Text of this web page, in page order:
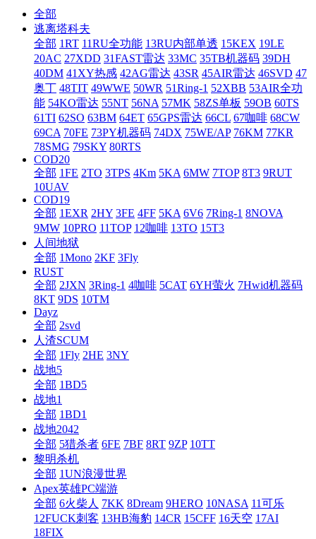
全部
逃离塔科夫
全部 1RT 11RU全功能 13RU内部单透 15KEX 19LE
20AC 27XDD 31FAST雷达 33MC 35TB机器码 39DH
40DM 41XY热感 42AG雷达 43SR 45AIR雷达 46SVD 47
奥丁 48TIT 49WWE 50WR 51Ring-1 52XBB 53AIR全功
能 54KO雷达 55NT 56NA 57MK 58ZS单板 59OB 60TS
61TI 62SO 63BM 64ET 65GPS雷达 66CL 67咖啡 68CW
69CA 70FE 73PY机器码 74DX 75WE/AP 76KM 77KR
78SMG 79SKY 80RTS
COD20
全部 1FE 2TO 3TPS 4Km 5KA 6MW 7TOP 8T3 9RUT
10UAV
COD19
全部 1EXR 2HY 3FE 4FF 5KA 6V6 7Ring-1 8NOVA
9MW 10PRO 11TOP 12咖啡 13TO 15T3
人间地狱
全部 1Mono 2KF 3Fly
RUST
全部 2JXN 3Ring-1 4咖啡 5CAT 6YH萤火 7Hwid机器码
8KT 9DS 10TM
Dayz
全部 2svd
人渣SCUM
全部 1Fly 2HE 3NY
战地5
全部 1BD5
战地1
全部 1BD1
战地2042
全部 5猎杀者 6FE 7BF 8RT 9ZP 10TT
黎明杀机
全部 1UN浪漫世界
Apex英雄PC端游
全部 6火柴人 7KK 8Dream 9HERO 10NASA 11可乐
12FUCK刺客 13HB海豹 14CR 15CFF 16天空 17AI
18FIX